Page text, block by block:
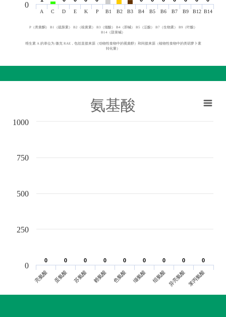
A C D E K P B1 B2 B3 B4 B5 B6 B7 B9 B12 B14
0
P（类黄酮） B1（硫胺素） B2（核黄素） B3（烟酸） B4（胆碱） B5（泛酸） B7（生物素） B9（叶酸）
B14（甜菜碱）
维生素 A 的单位为 微克 RAE，包括直接来源（动物性食物中的视黄醇）和间接来源（植物性食物中的类胡萝卜素
转化量）
氨基酸
0
0 0
0 0
0 0
0 0
0 0
0 0
0 0
0 0
0
亮氨酸 蛋氨酸 苏氨酸 赖氨酸 色氨酸 缬氨酸 组氨酸 异亮氨酸苯丙氨酸
0
250
500
750
1000